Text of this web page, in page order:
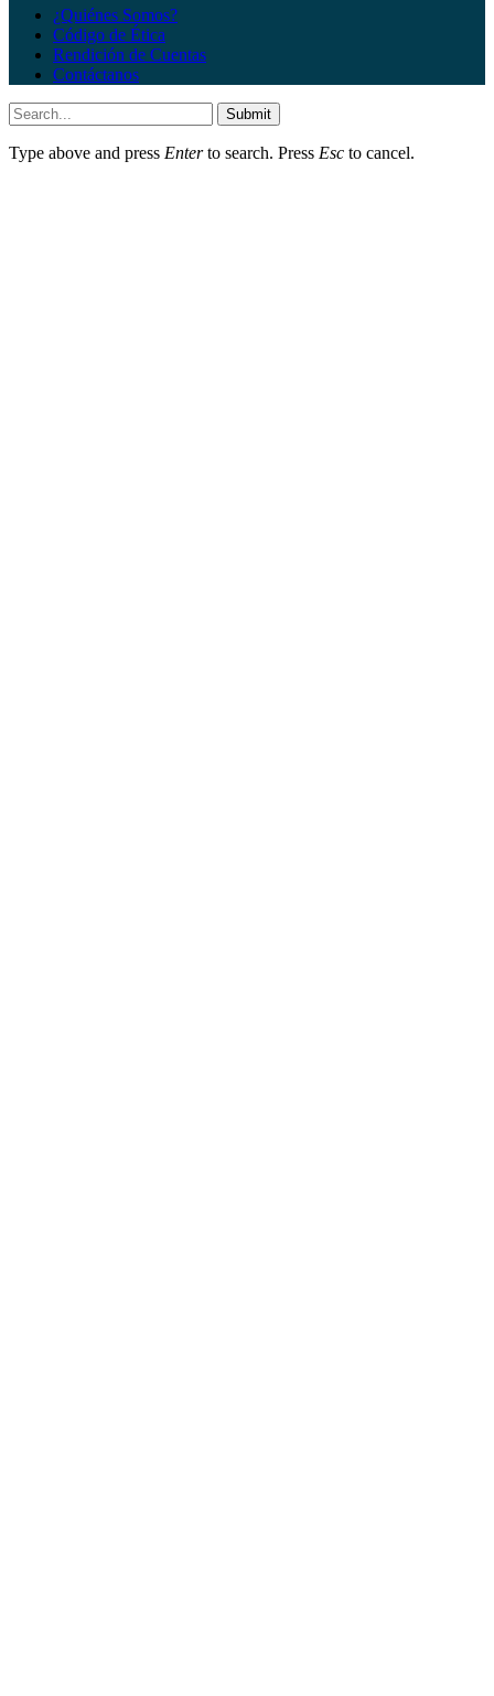
¿Quiénes Somos?
Código de Ética
Rendición de Cuentas
Contáctanos
Submit
Type above and press Enterto search. Press Esc to cancel.